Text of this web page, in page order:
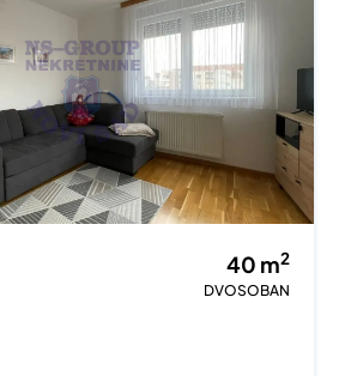
40 m2
DVOSOBAN